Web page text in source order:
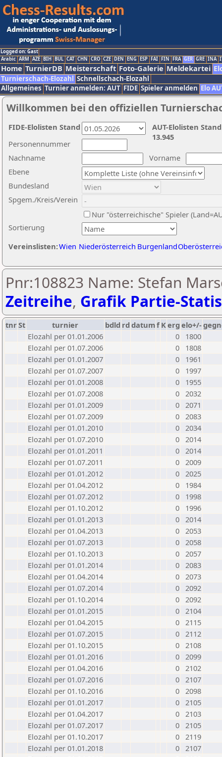
Logged on: Gast
Arabic ARM AZE BIH BUL CAT CHN CRO CZE DEN ENG ESP FAI FIN FRA GER GRE INA
Home TurnierDB Meisterschaft Foto-Galerie Meldekartei
Turnierschach-Elozahl Schnellschach-Elozahl
Allgemeines Turnier anmelden: AUT FIDE Spieler anmelden Elo
Willkommen bei den offiziellen
Nachname
Vorname
Ebene
Sortierung
Personennummer
Bundesland
Spgem./Kreis/Verein
Nur "österreichische" Spieler
Vereinslisten:Wien Niederösterreich Burgenland
AUT-Elolisten
13.945
FIDE-Elolisten Stand
Pnr:108823 Name: Stefan
Zeitreihe, Grafik Partie-
tnrSt turnier bdld rd datumf Kerg elo+/-
Elozahl per 01.01.2006
0
1800
Elozahl per 01.07.2006
0
1808
Elozahl per 01.01.2007
0
1961
Elozahl per 01.07.2007
0
1997
Elozahl per 01.01.2008
0
1955
Elozahl per 01.07.2008
0 2032
Elozahl per 01.01.2009
0 2071
Elozahl per 01.07.2009
0 2083
Elozahl per 01.01.2010
0 2034
Elozahl per 01.07.2010
0 2014
Elozahl per 01.01.2011
0 2014
Elozahl per 01.07.2011
0 2009
Elozahl per 01.01.2012
0 2025
Elozahl per 01.04.2012
0
1984
Elozahl per 01.07.2012
0
1998
Elozahl per 01.10.2012
0
1996
Elozahl per 01.01.2013
0 2014
Elozahl per 01.04.2013
0 2053
Elozahl per 01.07.2013
0 2058
Elozahl per 01.10.2013
0 2057
Elozahl per 01.01.2014
0 2083
Elozahl per 01.04.2014
0 2073
Elozahl per 01.07.2014
0 2092
Elozahl per 01.10.2014
0 2092
Elozahl per 01.01.2015
0 2104
Elozahl per 01.04.2015
0 2115
Elozahl per 01.07.2015
0 2112
Elozahl per 01.10.2015
0 2108
Elozahl per 01.01.2016
0 2099
Elozahl per 01.04.2016
0 2102
Elozahl per 01.07.2016
0 2107
Elozahl per 01.10.2016
0 2098
Elozahl per 01.01.2017
0 2105
Elozahl per 01.04.2017
0 2103
Elozahl per 01.07.2017
0 2105
Elozahl per 01.10.2017
0 2119
Elozahl per 01.01.2018
0 2107